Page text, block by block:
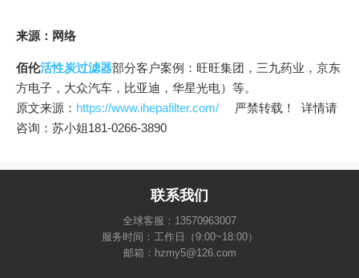
来源：网络
佰伦活性炭过滤器部分客户案例：旺旺集团，三九药业，京东
方电子，大众汽车，比亚迪，华星光电）等。
原文来源： https://www.ihepafilter.com/ 严禁转载！ 详情请
咨询：苏小姐181-0266-3890
联系我们
全球客服：13570963007
服务时间：工作日（9:00~18:00）
邮箱：hzmy5@126.com